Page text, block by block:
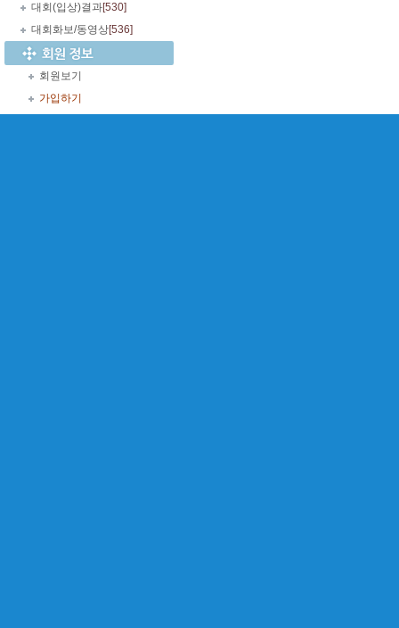
대회(입상)결과[530]
대회화보/동영상[536]
회원보기
가입하기